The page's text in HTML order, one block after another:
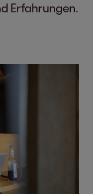
Erfahrungen.